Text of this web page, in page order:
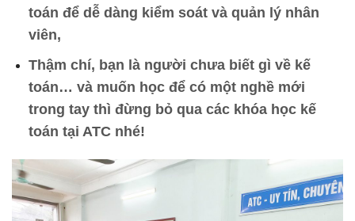
toán để dễ dàng kiểm soát và quản lý nhân
viên,
Thậm chí, bạn là người chưa biết gì về kế
toán… và muốn học để có một nghề mới
trong tay thì đừng bỏ qua các khóa học kế
toán tại ATC nhé!